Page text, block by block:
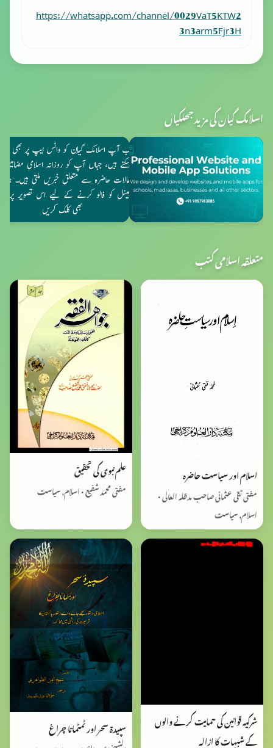
https://whatsapp.com/channel/0029VaT5KTW2
3n3arm5Fjr3H
اسلامک گیان کی مزید جھلکیاں
متعلقہ اسلامی کتب
اسلام اور سیاست حاضرہ
مفتی تقی عثمانی صاحب مدظلہ العالی •
اسلام, سیاست
علم نبوی کی تحقیق
مفتی محمد شفیع • اسلام, سیاست
شرکیہ قوانین کی حمایت کرنے والوں
کے شبہات کا ازالہ
سپیدۃ سحر اور ٹمٹماتا چراغ